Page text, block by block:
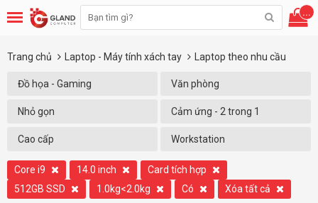
...
Trang chủ Laptop - Máy tính xách tay Laptop theo nhu cầu
Đồ họa - Gaming Văn phòng
Nhỏ gọn Cảm ứng - 2 trong 1
Cao cấp Workstation
Core i9 14.0 inch
Card tích hợp
512GB SSD
1.0kg<2.0kg Có Xóa tất cả